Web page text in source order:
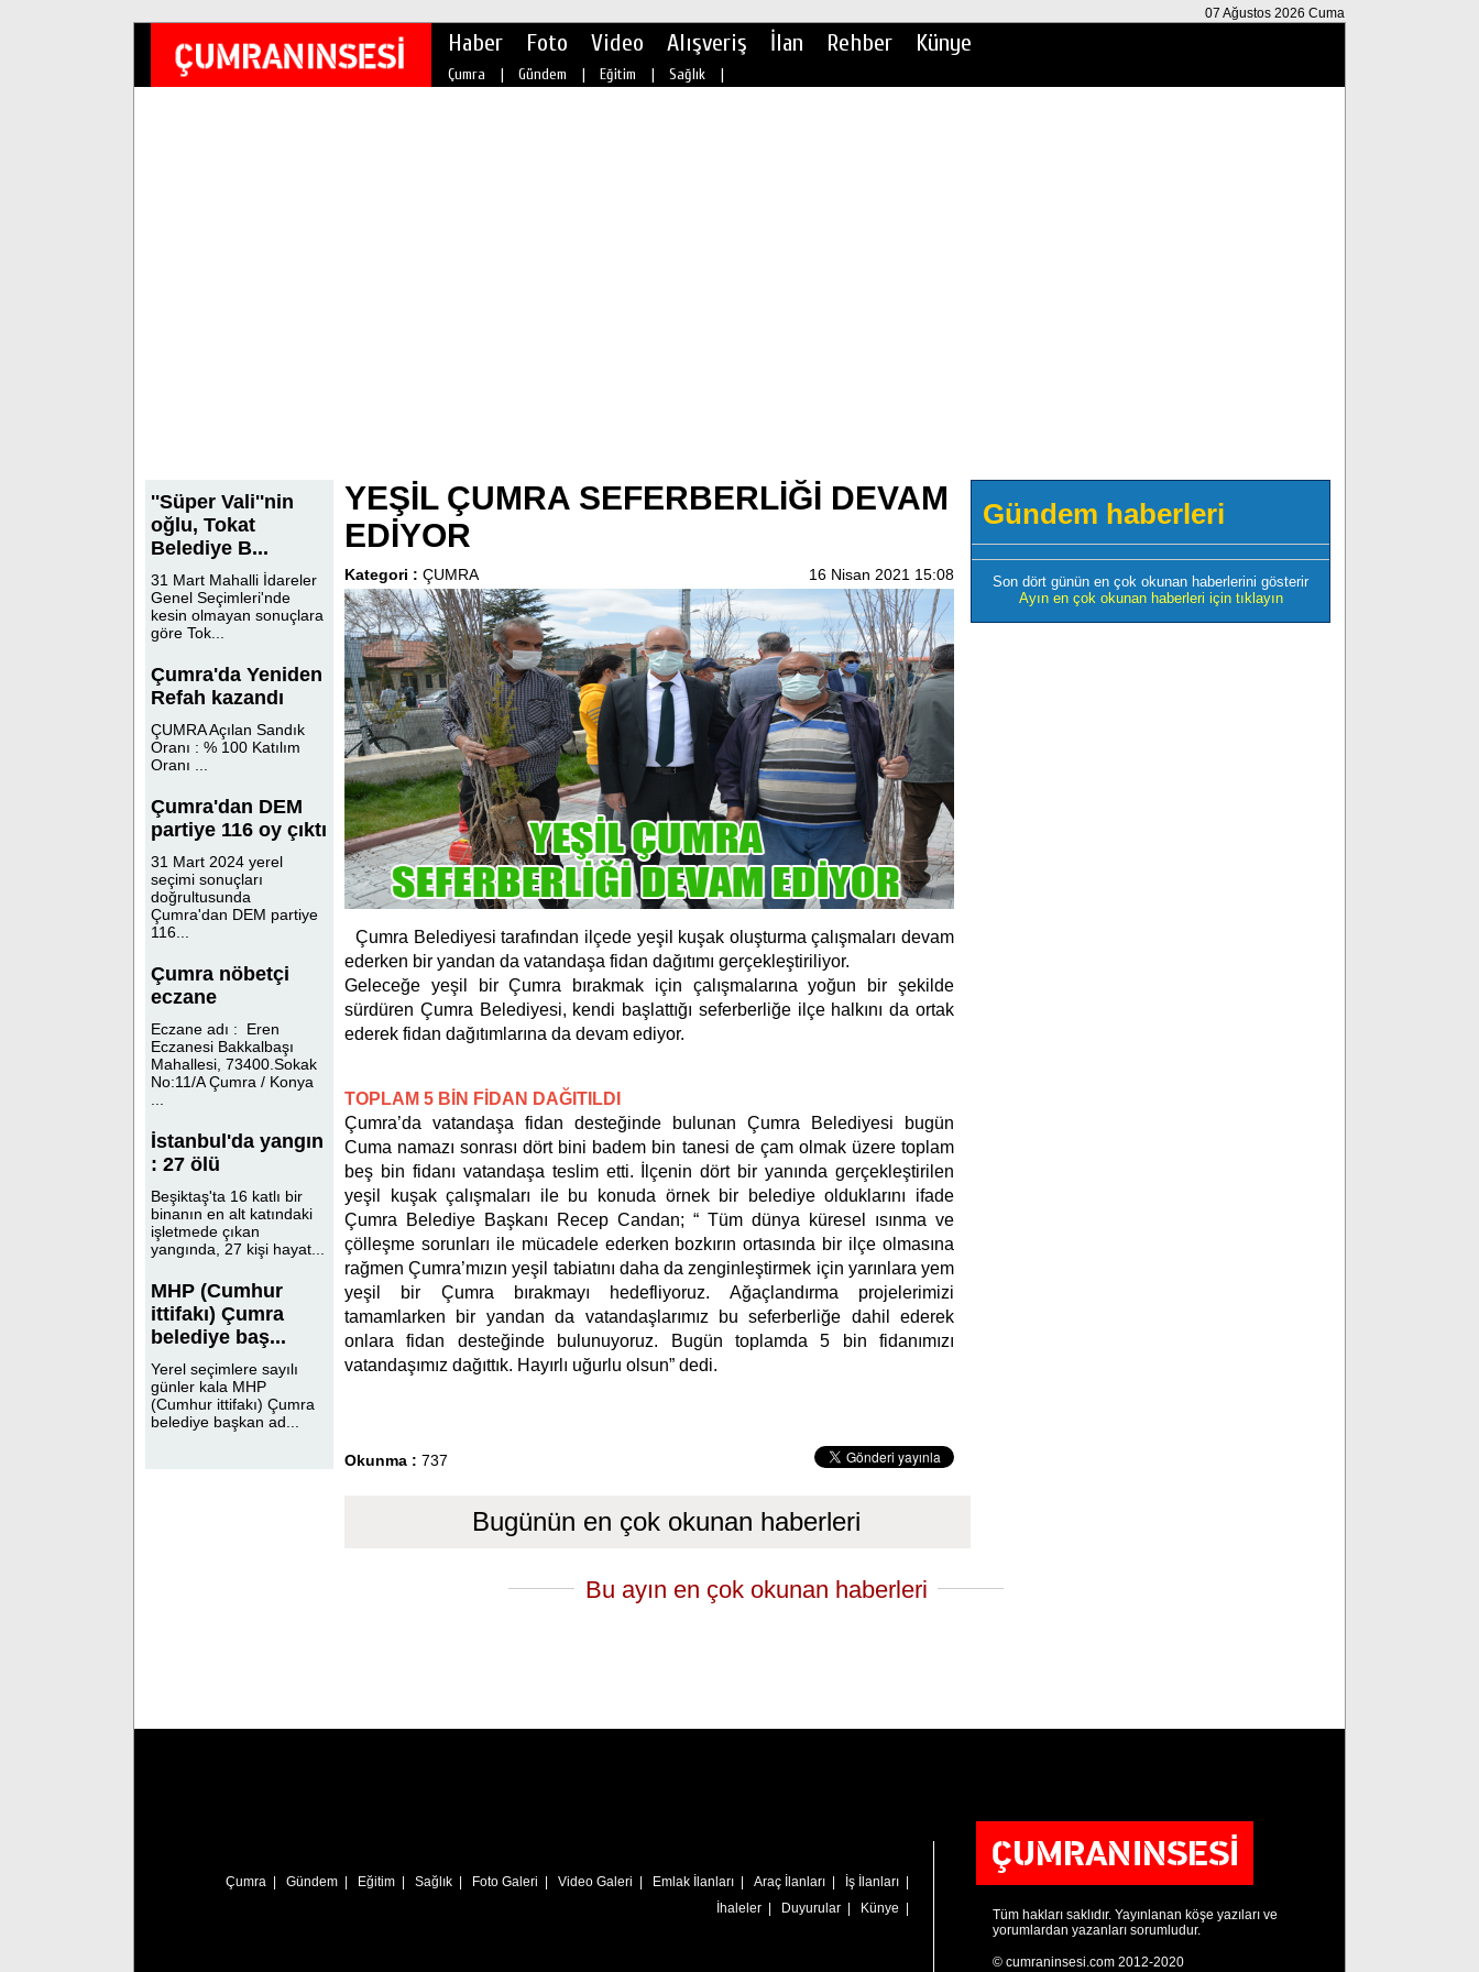
07 Ağustos 2026 Cuma
Haber Foto Video Alışveriş İlan Rehber Künye
Çumra | Gündem | Eğitim | Sağlık |
''Süper Vali''nin
oğlu, Tokat
Belediye B...
31 Mart Mahalli İdareler
Genel Seçimleri'nde
kesin olmayan sonuçlara
göre Tok...
Çumra'da Yeniden
Refah kazandı
ÇUMRA Açılan Sandık
Oranı : % 100 Katılım
Oranı ...
Çumra'dan DEM
partiye 116 oy çıktı
31 Mart 2024 yerel
seçimi sonuçları
doğrultusunda
Çumra'dan DEM partiye
116...
Çumra nöbetçi
eczane
Eczane adı : Eren
Eczanesi Bakkalbaşı
Mahallesi, 73400.Sokak
No:11/A Çumra / Konya
İstanbul'da yangın
: 27 ölü
Beşiktaş'ta 16 katlı bir
binanın en alt katındaki
işletmede çıkan
yangında, 27 kişi hayat...
MHP (Cumhur
ittifakı) Çumra
belediye baş...
Yerel seçimlere sayılı
günler kala MHP
(Cumhur ittifakı) Çumra
belediye başkan ad...
YEŞİL ÇUMRA SEFERBERLİĞİ DEVAM
EDİYOR
Kategori : ÇUMRA 16 Nisan 2021 15:08
Çumra Belediyesi tarafından ilçede yeşil kuşak oluşturma çalışmaları devam
ederken bir yandan da vatandaşa fidan dağıtımı gerçekleştiriliyor.
Geleceğe yeşil bir Çumra bırakmak için çalışmalarına yoğun bir şekilde
sürdüren Çumra Belediyesi, kendi başlattığı seferberliğe ilçe halkını da ortak
ederek fidan dağıtımlarına da devam ediyor.
TOPLAM 5 BİN FİDAN DAĞITILDI
Çumra’da vatandaşa fidan desteğinde bulunan Çumra Belediyesi bugün
Cuma namazı sonrası dört bini badem bin tanesi de çam olmak üzere toplam
beş bin fidanı vatandaşa teslim etti. İlçenin dört bir yanında gerçekleştirilen
yeşil kuşak çalışmaları ile bu konuda örnek bir belediye olduklarını ifade
Çumra Belediye Başkanı Recep Candan; “ Tüm dünya küresel ısınma ve
çölleşme sorunları ile mücadele ederken bozkırın ortasında bir ilçe olmasına
rağmen Çumra’mızın yeşil tabiatını daha da zenginleştirmek için yarınlara yem
yeşil bir Çumra bırakmayı hedefliyoruz. Ağaçlandırma projelerimizi
tamamlarken bir yandan da vatandaşlarımız bu seferberliğe dahil ederek
onlara fidan desteğinde bulunuyoruz. Bugün toplamda 5 bin fidanımızı
vatandaşımız dağıttık. Hayırlı uğurlu olsun” dedi.
Okunma : 737
Bugünün en çok okunan haberleri
Gündem haberleri
Son dört günün en çok okunan haberlerini gösterir
Ayın en çok okunan haberleri için tıklayın
Bu ayın en çok okunan haberleri
Çumra | Gündem | Eğitim | Sağlık | Foto Galeri | Video Galeri | Emlak İlanları | Araç İlanları | İş İlanları |
İhaleler | Duyurular | Künye |
Tüm hakları saklıdır. Yayınlanan köşe yazıları ve
yorumlardan yazanları sorumludur.
© cumraninsesi.com 2012-2020